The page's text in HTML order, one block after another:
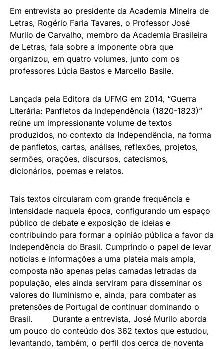
Em entrevista ao presidente da Academia Mineira de
Letras, Rogério Faria Tavares, o Professor José
Murilo de Carvalho, membro da Academia Brasileira
de Letras, fala sobre a imponente obra que
organizou, em quatro volumes, junto com os
professores Lúcia Bastos e Marcello Basile.
Lançada pela Editora da UFMG em 2014, “Guerra
Literária: Panfletos da Independência (1820-1823)”
reúne um impressionante volume de textos
produzidos, no contexto da Independência, na forma
de panfletos, cartas, análises, reflexões, projetos,
sermões, orações, discursos, catecismos,
dicionários, poemas e relatos.
Tais textos circularam com grande frequência e
intensidade naquela época, configurando um espaço
público de debate e exposição de ideias e
contribuindo para formar a opinião pública a favor da
Independência do Brasil. Cumprindo o papel de levar
notícias e informações a uma plateia mais ampla,
composta não apenas pelas camadas letradas da
população, eles ainda serviram para disseminar os
valores do Iluminismo e, ainda, para combater as
pretensões de Portugal de continuar dominando o
Brasil. Durante a entrevista, José Murilo aborda
um pouco do conteúdo dos 362 textos que estudou,
levantando, também, o perfil dos cerca de noventa